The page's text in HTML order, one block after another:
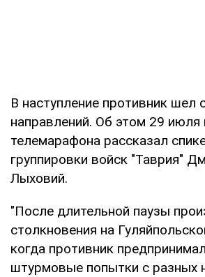
В наступление противник шел
направлений. Об этом 29 июля
телемарафона рассказал
группировки войск "Таврия"
Лыховий.
"После длительной паузы
столкновения на
когда противник
штурмовые попытки с разных